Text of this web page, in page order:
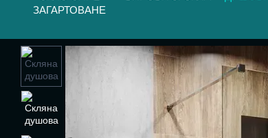
ЗАГАРТОВАНЕ